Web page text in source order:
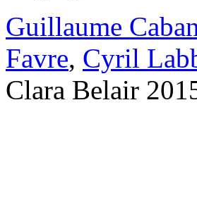
Guillaume
Favre, Cyril
Clara Belair